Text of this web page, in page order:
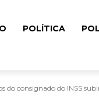
POLÍTICA
do consignado do INSS